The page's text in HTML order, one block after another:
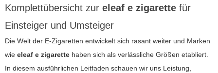
Komplettübersicht zur eleaf e zigarette für
Einsteiger und Umsteiger
Die Welt der E-Zigaretten entwickelt sich rasant weiter und Marken
wie eleaf e zigarette haben sich als verlässliche Größen etabliert.
In diesem ausführlichen Leitfaden schauen wir uns Leistung,